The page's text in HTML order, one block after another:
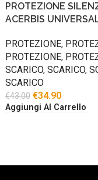
PROTEZIONE
ACERBIS
PROTEZIONE,
PROTEZIONE,
SCARICO, SCARICO,
SCARICO
€43.00 €34.90
Aggiungi Al Carrello